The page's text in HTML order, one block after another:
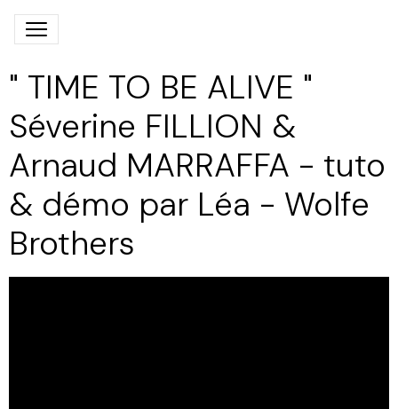
" TIME TO BE ALIVE "
Séverine FILLION &
Arnaud MARRAFFA - tuto
& démo par Léa - Wolfe
Brothers